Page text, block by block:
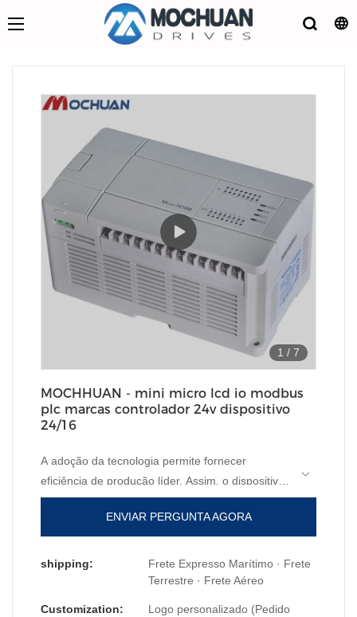
1 / 7
MOCHHUAN - mini micro lcd io modbus
plc marcas controlador 24v dispositivo
24/16
A adoção da tecnologia permite fornecer
eficiência de produção líder. Assim, o dispositivo
24v do controlador de marcas de lcd io modbus
plc mini micro lcd representa produtos de marca
no campo de 24/16.
ENVIAR PERGUNTA AGORA
shipping:
Frete Expresso Marítimo · Frete
Terrestre · Frete Aéreo
Customization:
Logo personalizado (Pedido